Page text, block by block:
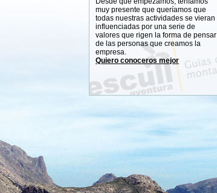
muy presente que queríamos que
todas nuestras actividades se vieran
influenciadas por una serie de
valores que rigen la forma de pensar
de las personas que creamos la
empresa.
Quiero conoceros mejor